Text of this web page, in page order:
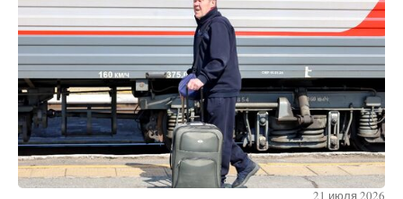
21 июля 2026